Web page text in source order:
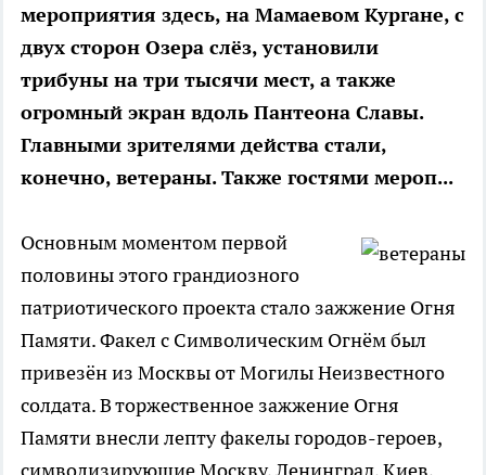
мероприятия здесь, на Мамаевом Кургане, с
двух сторон Озера слёз, установили
трибуны на три тысячи мест, а также
огромный экран вдоль Пантеона Славы.
Главными зрителями действа стали,
конечно, ветераны. Также гостями мероп...
Основным моментом первой
половины этого грандиозного
патриотического проекта стало зажжение Огня
Памяти. Факел с Символическим Огнём был
привезён из Москвы от Могилы Неизвестного
солдата. В торжественное зажжение Огня
Памяти внесли лепту факелы городов-героев,
символизирующие Москву, Ленинград, Киев,